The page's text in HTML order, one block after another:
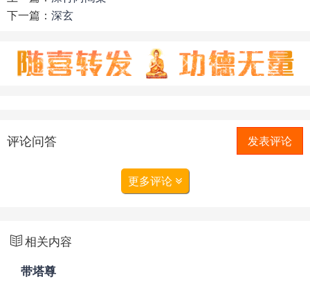
下一篇： 深玄
评论问答 发表评论
更多评论
相关内容
带塔尊